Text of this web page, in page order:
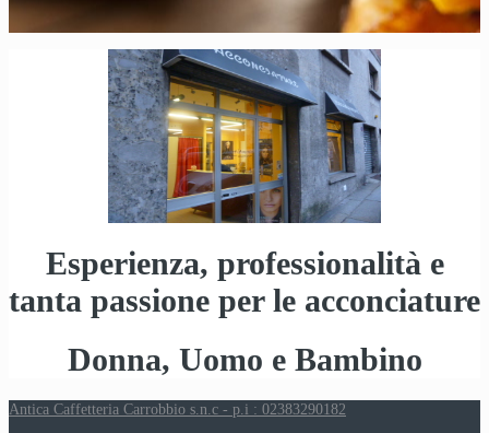
Esperienza, professionalità e
tanta passione per le acconciature
Donna, Uomo e Bambino
Antica Caffetteria Carrobbio s.n.c - p.i : 02383290182